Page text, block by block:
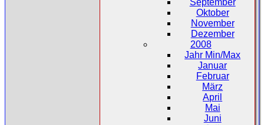
Oktober
November
Dezember
2008
Jahr Min/Max
Januar
Februar
März
April
Mai
Juni